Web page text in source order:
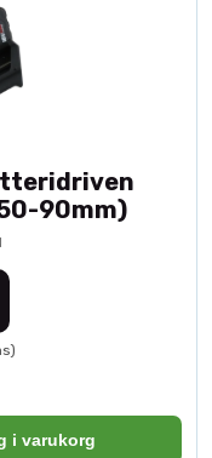
90mm)
i varukorg